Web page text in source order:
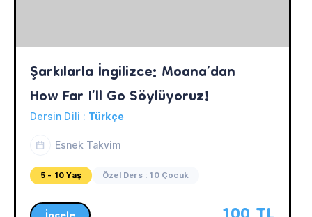
Şarkılarla İngilizce: Moana’dan
How Far I’ll Go Söylüyoruz!
Dersin Dili : Türkçe
Esnek Takvim
5 - 10 Yaş Özel Ders : 10 Çocuk